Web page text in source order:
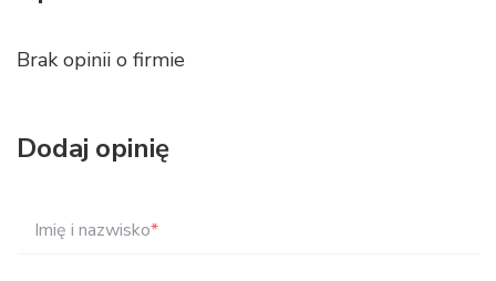
Brak opinii o firmie
Dodaj opinię
Imię i nazwisko*